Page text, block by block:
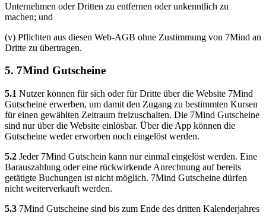
Unternehmen oder Dritten zu entfernen oder unkenntlich zu
machen; und
(v) Pflichten aus diesen Web-AGB ohne Zustimmung von 7Mind an
Dritte zu übertragen.
5. 7Mind Gutscheine
5.1 Nutzer können für sich oder für Dritte über die Website 7Mind
Gutscheine erwerben, um damit den Zugang zu bestimmten Kursen
für einen gewählten Zeitraum freizuschalten. Die 7Mind Gutscheine
sind nur über die Website einlösbar. Über die App können die
Gutscheine weder erworben noch eingelöst werden.
5.2 Jeder 7Mind Gutschein kann nur einmal eingelöst werden. Eine
Barauszahlung oder eine rückwirkende Anrechnung auf bereits
getätigte Buchungen ist nicht möglich. 7Mind Gutscheine dürfen
nicht weiterverkauft werden.
5.3 7Mind Gutscheine sind bis zum Ende des dritten Kalenderjahres